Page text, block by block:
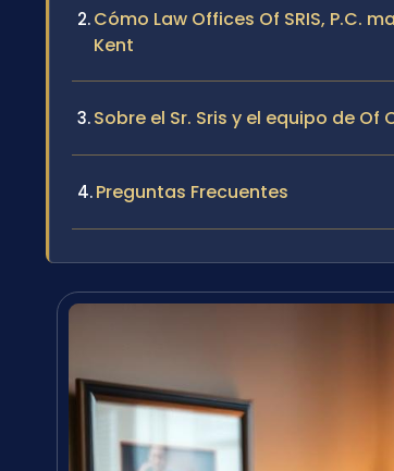
Cómo Law Offices Of SRIS, P.C.
Kent
Sobre el Sr. Sris y el equipo de Of
Preguntas Frecuentes